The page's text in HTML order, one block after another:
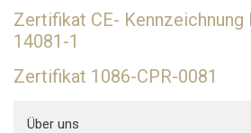
Zertifikat CE- Kennzeichnung
14081-1
Zertifikat 1086-CPR-0081
Über uns